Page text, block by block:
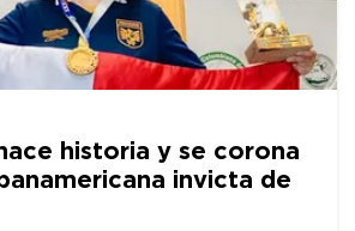
historia y se corona
invicta de